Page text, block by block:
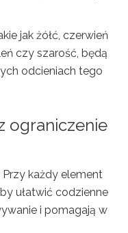
jak żółć, czerwień
czy szarość, będą
odcieniach tego
ograniczenie
Przy każdy element
ułatwić codzienne
i pomagają w